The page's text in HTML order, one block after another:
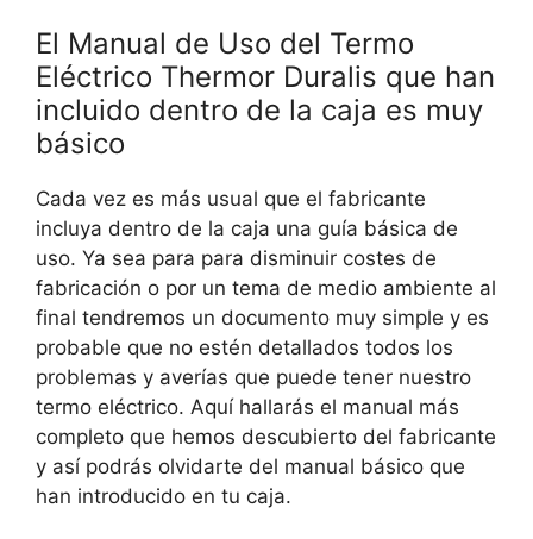
El Manual de Uso del Termo
Eléctrico Thermor Duralis que han
incluido dentro de la caja es muy
básico
Cada vez es más usual que el fabricante
incluya dentro de la caja una guía básica de
uso. Ya sea para para disminuir costes de
fabricación o por un tema de medio ambiente al
final tendremos un documento muy simple y es
probable que no estén detallados todos los
problemas y averías que puede tener nuestro
termo eléctrico. Aquí hallarás el manual más
completo que hemos descubierto del fabricante
y así podrás olvidarte del manual básico que
han introducido en tu caja.